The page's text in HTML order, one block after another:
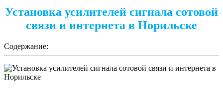
Установка усилителей сигнала сотовой
связи и интернета в Норильске
Содержание: